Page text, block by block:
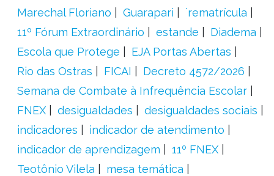
Marechal Floriano
Guarapari
´rematrícula
11º Fórum Extraordinário
estande
Diadema
Escola que Protege
EJA Portas Abertas
Rio das Ostras
FICAI
Decreto 4572/2026
Semana de Combate à Infrequência Escolar
FNEX
desigualdades
desigualdades sociais
indicadores
indicador de atendimento
indicador de aprendizagem
11º FNEX
Teotônio Vilela
mesa temática